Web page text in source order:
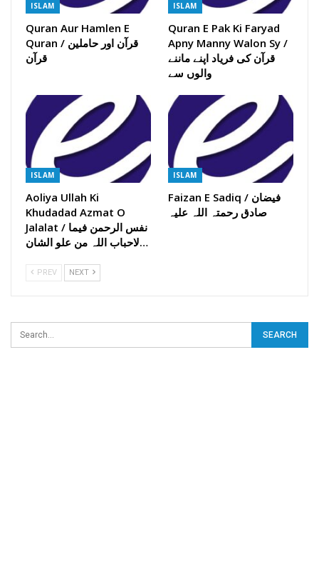
ISLAM
Quran Aur Hamlen E
Quran / قرآن اور حاملین
قرآن
ISLAM
Quran E Pak Ki Faryad
Apny Manny Walon Sy /
قرآن کی فریاد اپنے ماننے
والوں سے
ISLAM
Aoliya Ullah Ki
Khudadad Azmat O
Jalalat / نفس الرحمن فیما
لاحباب اللہ من علو الشان…
ISLAM
Faizan E Sadiq / فیضان
صادق رحمتہ اللہ علیہ
PREV NEXT